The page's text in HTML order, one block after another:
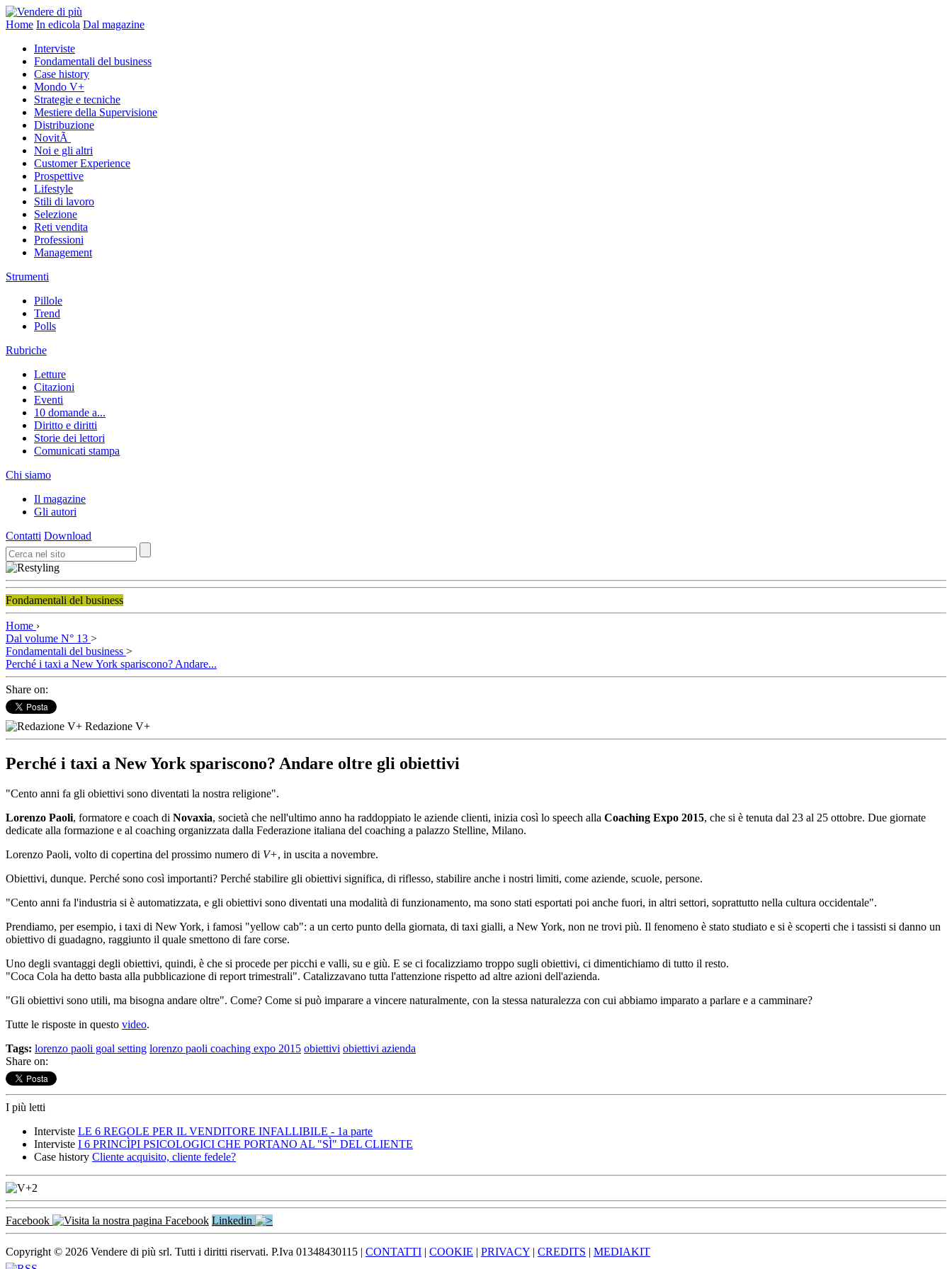
Home In edicola Dal magazine
Interviste
Fondamentali del business
Case history
Mondo V+
Strategie e tecniche
Mestiere della Supervisione
Distribuzione
NovitÃ
Noi e gli altri
Customer Experience
Prospettive
Lifestyle
Stili di lavoro
Selezione
Reti vendita
Professioni
Management
Strumenti
Pillole
Trend
Polls
Rubriche
Letture
Citazioni
Eventi
10 domande a...
Diritto e diritti
Storie dei lettori
Comunicati stampa
Chi siamo
Il magazine
Gli autori
Contatti Download
Fondamentali del business
Home ›
Dal volume N° 13 >
Fondamentali del business >
Perché i taxi a New York spariscono? Andare...
Share on:
Redazione V+
Perché i taxi a New York spariscono? Andare oltre gli obiettivi
"Cento anni fa gli obiettivi sono diventati la nostra religione".
Lorenzo Paoli, formatore e coach di Novaxia, società che nell'ultimo anno ha raddoppiato le aziende clienti, inizia così lo speech alla Coaching Expo 2015, che si è tenuta dal 23 al 25 ottobre. Due giornate
dedicate alla formazione e al coaching organizzata dalla Federazione italiana del coaching a palazzo Stelline, Milano.
Lorenzo Paoli, volto di copertina del prossimo numero di V+, in uscita a novembre.
Obiettivi, dunque. Perché sono così importanti? Perché stabilire gli obiettivi significa, di riflesso, stabilire anche i nostri limiti, come aziende, scuole, persone.
"Cento anni fa l'industria si è automatizzata, e gli obiettivi sono diventati una modalità di funzionamento, ma sono stati esportati poi anche fuori, in altri settori, soprattutto nella cultura occidentale".
Prendiamo, per esempio, i taxi di New York, i famosi "yellow cab": a un certo punto della giornata, di taxi gialli, a New York, non ne trovi più. Il fenomeno è stato studiato e si è scoperti che i tassisti si danno un
obiettivo di guadagno, raggiunto il quale smettono di fare corse.
Uno degli svantaggi degli obiettivi, quindi, è che si procede per picchi e valli, su e giù. E se ci focalizziamo troppo sugli obiettivi, ci dimentichiamo di tutto il resto.
"Coca Cola ha detto basta alla pubblicazione di report trimestrali". Catalizzavano tutta l'attenzione rispetto ad altre azioni dell'azienda.
"Gli obiettivi sono utili, ma bisogna andare oltre". Come? Come si può imparare a vincere naturalmente, con la stessa naturalezza con cui abbiamo imparato a parlare e a camminare?
Tutte le risposte in questo video.
Tags: lorenzo paoli goal setting lorenzo paoli coaching expo 2015 obiettivi obiettivi azienda
Share on:
I più letti
Interviste LE 6 REGOLE PER IL VENDITORE INFALLIBILE - 1a parte
Interviste I 6 PRINCÌPI PSICOLOGICI CHE PORTANO AL "SÌ" DEL CLIENTE
Case history Cliente acquisito, cliente fedele?
Facebook Linkedin
Copyright © 2026 Vendere di più srl. Tutti i diritti riservati. P.Iva 01348430115 | CONTATTI | COOKIE | PRIVACY | CREDITS | MEDIAKIT